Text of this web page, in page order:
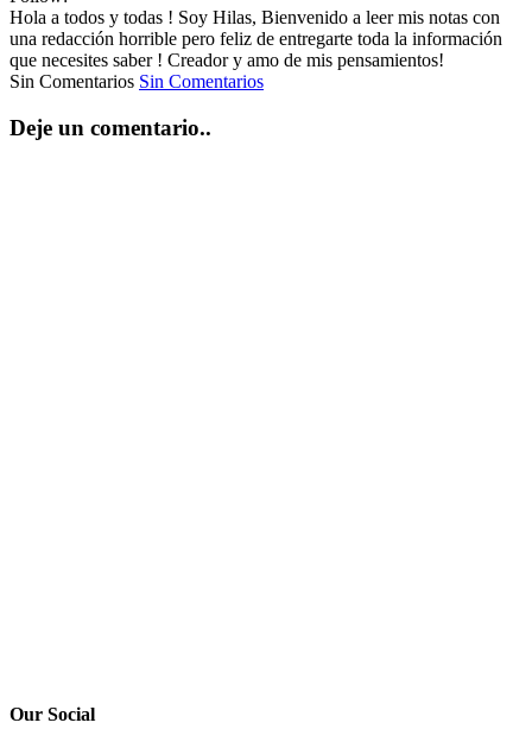
Hola a todos y todas ! Soy Hilas, Bienvenido a leer mis notas con
una redacción horrible pero feliz de entregarte toda la información
que necesites saber ! Creador y amo de mis pensamientos!
Sin Comentarios Sin Comentarios
Deje un comentario..
Our Social